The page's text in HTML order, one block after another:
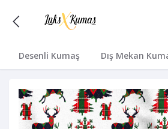
Desenli Kumaş Dış Mekan